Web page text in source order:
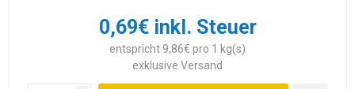
0,69€ inkl. Steuer
entspricht 9,86€ pro 1 kg(s)
exklusive Versand